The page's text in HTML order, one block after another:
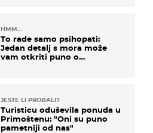
HMM…
To rade samo psihopati:
Jedan detalj s mora može
vam otkriti puno o
JESTE LI PROBALI?
Turisticu oduševila ponuda u
Primoštenu: "Oni su puno
pametniji od nas"